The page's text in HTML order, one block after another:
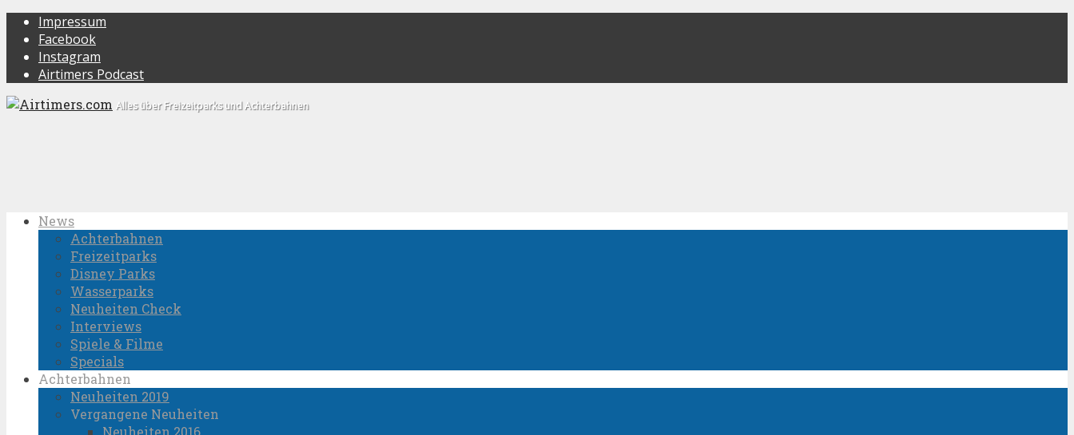
Impressum
Facebook
Instagram
Airtimers Podcast
Alles über Freizeitparks und Achterbahnen
News
Achterbahnen
Freizeitparks
Disney Parks
Wasserparks
Neuheiten Check
Interviews
Spiele & Filme
Specials
Achterbahnen
Neuheiten 2019
Vergangene Neuheiten
Neuheiten 2016